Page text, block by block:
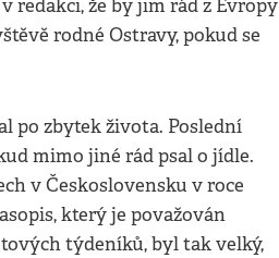
redakci, že by jim rád z Evropy
rodné Ostravy, pokud se
po zbytek života. Poslední
mimo jiné rád psal o jídle.
v Československu v roce
který je považován
týdeníků, byl tak velký,